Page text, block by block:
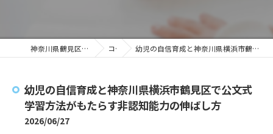
神奈川県鶴見区の塾ならKUMON旭小前教室 コラム 幼児の自信育成と神奈川県横浜市鶴見区で公文式学習方法がもたらす非認知能力の伸ばし方
幼児の自信育成と神奈川県横浜市鶴見区で公文式
学習方法がもたらす非認知能力の伸ばし方
2026/06/27